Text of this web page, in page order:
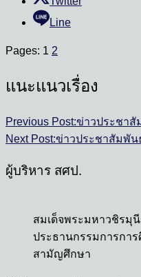
Line
Pages: 1 2
แนะแนวเรื่อง
Previous Post:ข่าวประชาสั
Next Post:ข่าวประชาสัมพัน
ผู้บริหาร สศป.
สมเด็จพระมหาวชิรมุ
ประธานกรรมการกา
สามัญศึกษา